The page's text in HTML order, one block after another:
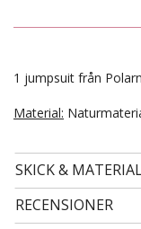
1 jumpsuit från
Material:
SKICK &
RECENSIONER